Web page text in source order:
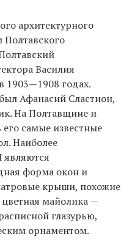
архитектурного
Василия
1903—1908 годах.
Афанасий Сластион,
На Полтавщине и
самые известные
Наиболее
форма окон и
крыши, похожие
майолика —
глазурью,
орнаментом.